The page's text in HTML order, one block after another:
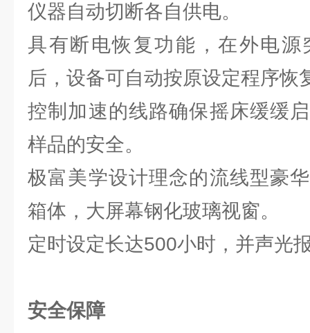
仪器自动切断各自供电。
具有断电恢复功能，在外电源
后，设备可自动按原设定程序恢
控制加速的线路确保摇床缓缓
样品的安全。
极富美学设计理念的流线型豪
箱体，大屏幕钢化玻璃视窗。
定时设定长达500小时，并声光
安全保障